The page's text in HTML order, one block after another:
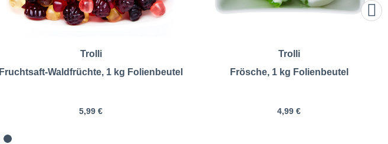
Trolli
Fruchtsaft-Waldfrüchte, 1 kg Folienbeutel
5,99 €
Trolli
Frösche, 1 kg Folienbeutel
4,99 €